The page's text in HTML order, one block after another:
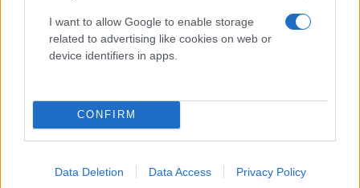
I want to allow Google to enable storage
related to advertising like cookies on web or
device identifiers in apps.
CONFIRM
Data Deletion Data Access Privacy Policy